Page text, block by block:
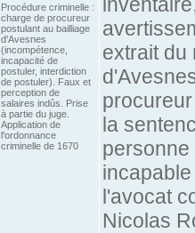
Procédure criminelle :
charge de procureur
postulant au bailliage
d'Avesnes
(incompétence,
incapacité de
postuler, interdiction
de postuler). Faux et
perception de
salaires indûs. Prise
à partie du juge.
Application de
l'ordonnance
criminelle de 1670
extrait du
la
l'avocat
Nicolas